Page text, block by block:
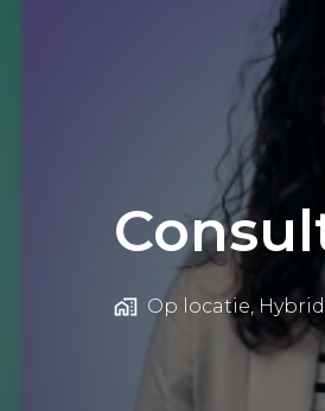
Op locatie,